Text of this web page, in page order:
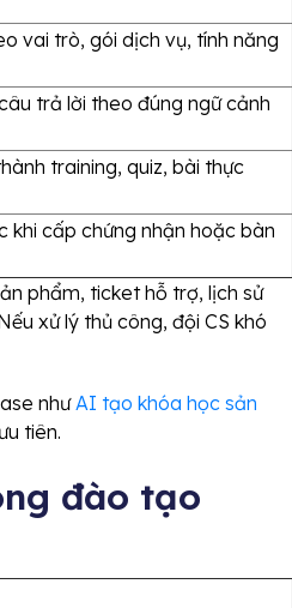
vai trò, gói dịch vụ, tính năng
trả lời theo đúng ngữ cảnh
training, quiz, bài thực
cấp chứng nhận hoặc bàn
phẩm, ticket hỗ trợ, lịch sử
xử lý thủ công, đội CS khó
nhưAI tạo khóa học sản
tiên.
đào tạo